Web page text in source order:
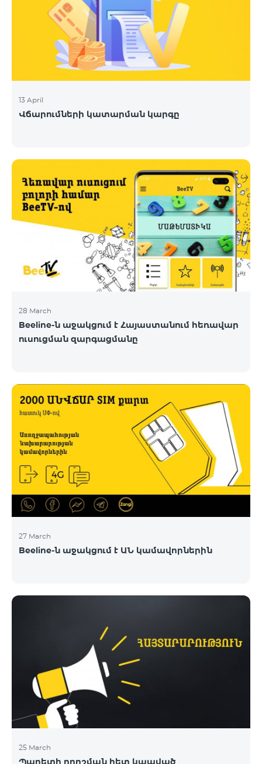
13 April
Վճարումների կատարման կարգը
28 March
Beeline-ն աջակցում է Հայաստանում հեռավար
ուսուցման զարգացմանը
27 March
Beeline-ն աջակցում է ԱՆ կամավորներին
25 March
Պարետի որոշման հետ կապված